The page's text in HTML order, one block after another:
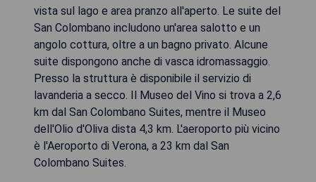
vista sul lago e area pranzo all'aperto. Le suite del
San Colombano includono un'area salotto e un
angolo cottura, oltre a un bagno privato. Alcune
suite dispongono anche di vasca idromassaggio.
Presso la struttura è disponibile il servizio di
lavanderia a secco. Il Museo del Vino si trova a 2,6
km dal San Colombano Suites, mentre il Museo
dell'Olio d'Oliva dista 4,3 km. L'aeroporto più vicino
è l'Aeroporto di Verona, a 23 km dal San
Colombano Suites.